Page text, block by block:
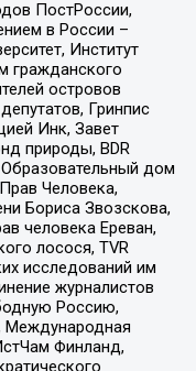
ПостРоссии,
в России –
Институт
гражданского
островов
Гринпис
Инк, Завет
природы, BDR
Образовательный дом
Человека,
Бориса Звозскова,
человека Ереван,
лосося, TVR
исследований им
журналистов
Россию,
Международная
Финланд,